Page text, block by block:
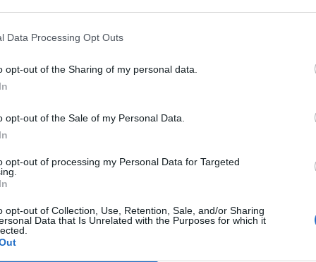
Data Processing Opt Outs
opt-out of the Sharing of my personal data.
opt-out of the Sale of my Personal Data.
opt-out of processing my Personal Data for Targeted
opt-out of Collection, Use, Retention, Sale, and/or Sharing
Data that Is Unrelated with the Purposes for which it
į naujausią komediją „Gal nedarom tragedijos 2.
Stonkus vaidina drauge su Giedriumi Savicku,
ir Kęstučiu Cicėnu. Komedijos premjera
gauti“, – sako Mantas Stonkus.